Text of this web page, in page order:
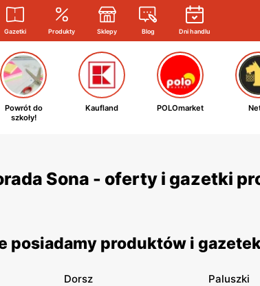
Gazetki Produkty Sklepy Blog Dni handlu
Powrót do
szkoły!
Kaufland POLOmarket
Sona - oferty i gazetki
posiadamy produktów i
Dorsz Paluszki